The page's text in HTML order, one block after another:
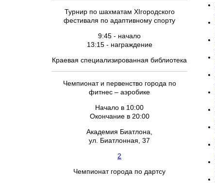
Турнир по шахматам ХIгородского
фестиваля по адаптивному спорту
9:45 - начало
13:15 - награждение
Краевая специализированная библиотека
Чемпионат и первенство города по
фитнес – аэробике
Начало в 10:00
Окончание в 20:00
Академия Биатлона,
ул. Биатлонная, 37
2
Чемпионат города по дартсу